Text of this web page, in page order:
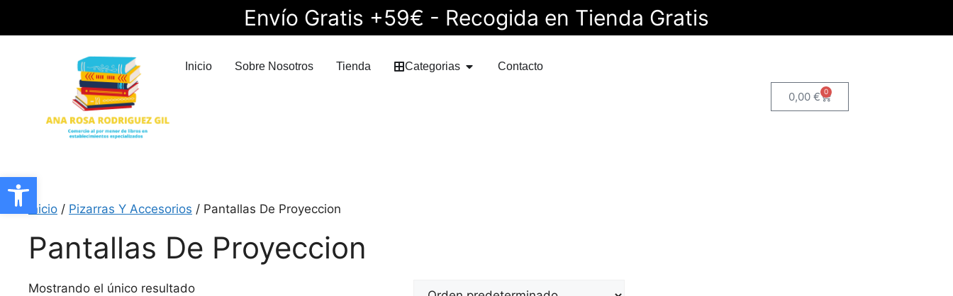
Abrir barra de herramientas
Envío Gratis +59€ - Recogida en Tienda Gratis
Inicio Sobre Nosotros Tienda Categorias Contacto
0,00 € 0
Inicio / Pizarras Y Accesorios / Pantallas De Proyeccion
Pantallas De Proyeccion
Mostrando el único resultado